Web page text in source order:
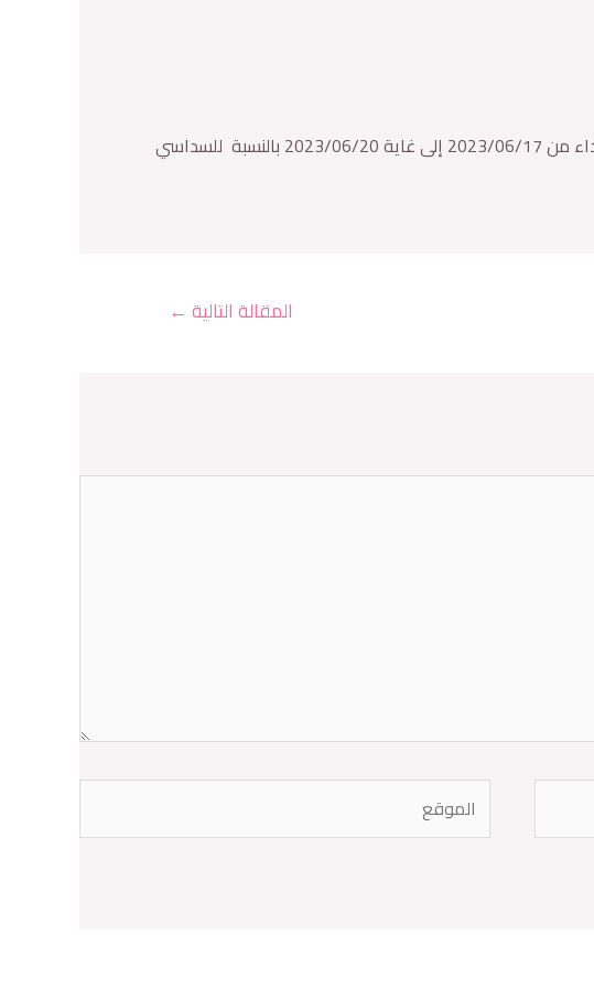
تعلم إدارة قسم اللغات الأجنبية أن إنطلاق الإمتحانات الإستدراكية للسداسي الأول و السداسي الثاني يكون ابتداء من 2023/06/17 إلى غاية 2023/06/20 بالنسبة للسداسي
المقالة التالية ←